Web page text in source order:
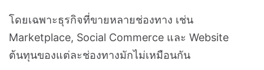
โดยเฉพาะธุรกิจที่ขายหลายช่องทาง เช่น
Marketplace, Social Commerce และ Website
ต้นทุนของแต่ละช่องทางมักไม่เหมือนกัน